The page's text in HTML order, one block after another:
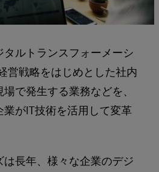
ルトランスフォーメーシ
営戦略をはじめとした社内
で発生する業務などを、
がIT技術を活用して変革
は長年、様々な企業のデジ